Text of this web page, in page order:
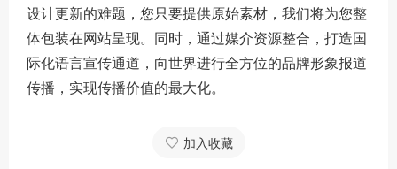
设计更新的难题，您只要提供原始素材，我们将为您整
体包装在网站呈现。同时，通过媒介资源整合，打造国
际化语言宣传通道，向世界进行全方位的品牌形象报道
传播，实现传播价值的最大化。
加入收藏